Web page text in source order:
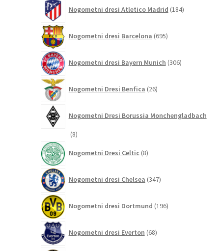
Nogometni dresi Atletico Madrid 184izdelkov
Nogometni dresi Barcelona 695izdelkov
Nogometni dresi Bayern Munich 306izdelkov
Nogometni Dresi Benfica 26izdelkov
Nogometni Dresi Borussia Monchengladbach
88
Nogometni Dresi Celtic 8izdelkov
Nogometni dresi Chelsea 347izdelkov
Nogometni dresi Dortmund 196izdelkov
Nogometni dresi Everton 68izdelkov